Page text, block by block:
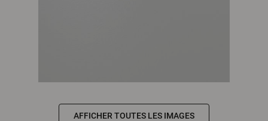
AFFICHER TOUTES LES IMAGES